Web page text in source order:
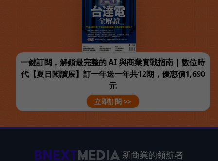
一鍵訂閱，解鎖最完整的 AI 與商業實戰指南 | 數位時
代【夏日閱讀展】訂一年送一年共12期，優惠價1,690
元
立即訂閱 >>
新商業的領航者